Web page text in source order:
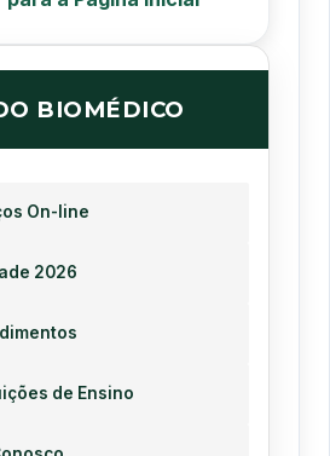
BIOMÉDICO
On-line
2026
de Ensino